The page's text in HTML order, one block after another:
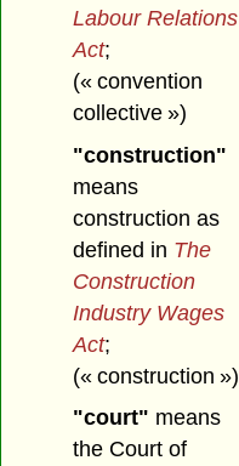
Labour Relations
Act;
(« convention
collective »)
"construction"
means
construction as
defined in The
Construction
Industry Wages
Act;
(« construction »)
"court" means
the Court of